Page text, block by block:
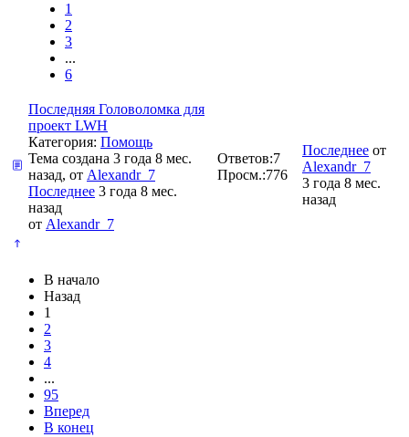
1
2
3
...
6
Последняя Головоломка для
проект LWH
Категория: Помощь
Тема создана 3 года 8 мес.
назад, от Alexandr_7
Последнее 3 года 8 мес.
назад
от Alexandr_7
Ответов:7
Просм.:776
Последнее от
Alexandr_7
3 года 8 мес.
назад
В начало
Назад
1
2
3
4
...
95
Вперед
В конец